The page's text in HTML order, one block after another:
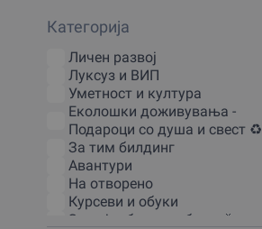
Категорија
Личен развој
Луксуз и ВИП
Уметност и култура
Еколошки доживувања -
Подароци со душа и свест ♻️
За тим билдинг
Авантури
На отворено
Курсеви и обуки
За наjдобрата забава 🎉